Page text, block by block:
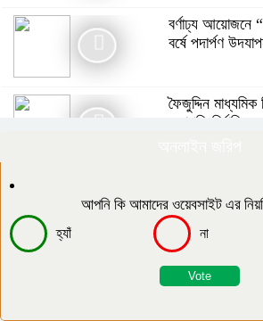
বর্ষে পদার্পণ উদযাপন
বক্তব্য ছাত্রলীগ
বর্ণাঢ্য আয়োজনে
বর্ষে পদার্পণ
ফৈজুদ্দিন
সভাপতি নির্বাচিত
ভালোবাসায় সিক্ত
​১৯ কিলোমিটার
মিটারে:
আপনি কি আমাদের ওয়েবসাইট এর
হ্যাঁ না